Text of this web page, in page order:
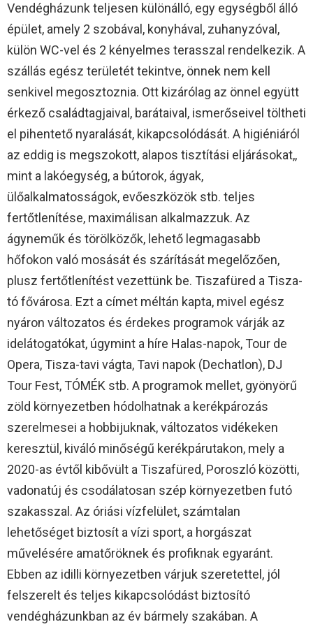
Vendégházunk teljesen különálló, egy egységből álló
épület, amely 2 szobával, konyhával, zuhanyzóval,
külön WC-vel és 2 kényelmes terasszal rendelkezik. A
szállás egész területét tekintve, önnek nem kell
senkivel megosztoznia. Ott kizárólag az önnel együtt
érkező családtagjaival, barátaival, ismerőseivel töltheti
el pihentető nyaralását, kikapcsolódását. A higiéniáról
az eddig is megszokott, alapos tisztítási eljárásokat,,
mint a lakóegység, a bútorok, ágyak,
ülőalkalmatosságok, evőeszközök stb. teljes
fertőtlenítése, maximálisan alkalmazzuk. Az
ágyneműk és törölközők, lehető legmagasabb
hőfokon való mosását és szárítását megelőzően,
plusz fertőtlenítést vezettünk be. Tiszafüred a Tisza-
tó fővárosa. Ezt a címet méltán kapta, mivel egész
nyáron változatos és érdekes programok várják az
idelátogatókat, úgymint a híre Halas-napok, Tour de
Opera, Tisza-tavi vágta, Tavi napok (Dechatlon), DJ
Tour Fest, TÓMÉK stb. A programok mellet, gyönyörű
zöld környezetben hódolhatnak a kerékpározás
szerelmesei a hobbijuknak, változatos vidékeken
keresztül, kiváló minőségű kerékpárutakon, mely a
2020-as évtől kibővült a Tiszafüred, Poroszló közötti,
vadonatúj és csodálatosan szép környezetben futó
szakasszal. Az óriási vízfelület, számtalan
lehetőséget biztosít a vízi sport, a horgászat
művelésére amatőröknek és profiknak egyaránt.
Ebben az idilli környezetben várjuk szeretettel, jól
felszerelt és teljes kikapcsolódást biztosító
vendégházunkban az év bármely szakában. A